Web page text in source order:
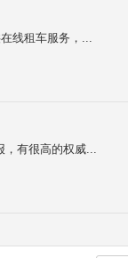
线租车服务，...
，有很高的权威...